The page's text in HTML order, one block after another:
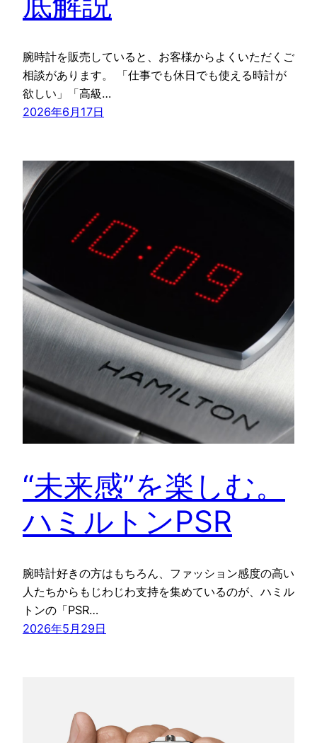
腕時計を販売していると、お客様からよくいただくご
相談があります。 「仕事でも休日でも使える時計が
欲しい」「高級…
2026年6月17日
“未来感”を楽しむ。
ハミルトンPSR
腕時計好きの方はもちろん、ファッション感度の高い
人たちからもじわじわ支持を集めているのが、ハミル
トンの「PSR…
2026年5月29日